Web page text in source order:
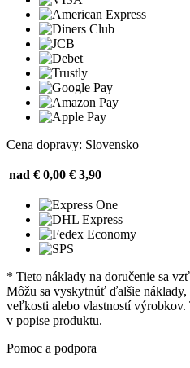
Cena dopravy: Slovensko
nad € 0,00 € 3,90
* Tieto náklady na doručenie sa
Môžu sa vyskytnúť ďalšie náklady,
veľkosti alebo vlastností výrobkov.
v popise produktu.
Pomoc a podpora